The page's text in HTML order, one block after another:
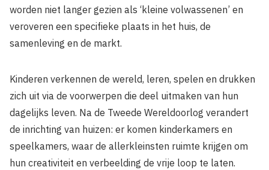
worden niet langer gezien als ‘kleine volwassenen’ en
veroveren een specifieke plaats in het huis, de
samenleving en de markt.
Kinderen verkennen de wereld, leren, spelen en drukken
zich uit via de voorwerpen die deel uitmaken van hun
dagelijks leven. Na de Tweede Wereldoorlog verandert
de inrichting van huizen: er komen kinderkamers en
speelkamers, waar de allerkleinsten ruimte krijgen om
hun creativiteit en verbeelding de vrije loop te laten.